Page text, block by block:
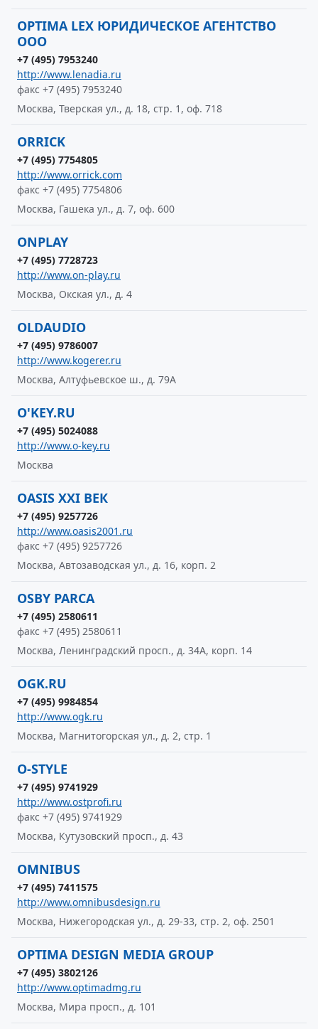
OPTIMA LEX ЮРИДИЧЕСКОЕ АГЕНТСТВО
ООО
+7 (495) 7953240
http://www.lenadia.ru
факс +7 (495) 7953240
Москва, Тверская ул., д. 18, стр. 1, оф. 718
ORRICK
+7 (495) 7754805
http://www.orrick.com
факс +7 (495) 7754806
Москва, Гашека ул., д. 7, оф. 600
ONPLAY
+7 (495) 7728723
http://www.on-play.ru
Москва, Окская ул., д. 4
OLDAUDIO
+7 (495) 9786007
http://www.kogerer.ru
Москва, Алтуфьевское ш., д. 79А
O'KEY.RU
+7 (495) 5024088
http://www.o-key.ru
Москва
OASIS XXI ВЕК
+7 (495) 9257726
http://www.oasis2001.ru
факс +7 (495) 9257726
Москва, Автозаводская ул., д. 16, корп. 2
OSBY PARCA
+7 (495) 2580611
факс +7 (495) 2580611
Москва, Ленинградский просп., д. 34А, корп. 14
OGK.RU
+7 (495) 9984854
http://www.ogk.ru
Москва, Магнитогорская ул., д. 2, стр. 1
O-STYLE
+7 (495) 9741929
http://www.ostprofi.ru
факс +7 (495) 9741929
Москва, Кутузовский просп., д. 43
OMNIBUS
+7 (495) 7411575
http://www.omnibusdesign.ru
Москва, Нижегородская ул., д. 29-33, стр. 2, оф. 2501
OPTIMA DESIGN MEDIA GROUP
+7 (495) 3802126
http://www.optimadmg.ru
Москва, Мира просп., д. 101